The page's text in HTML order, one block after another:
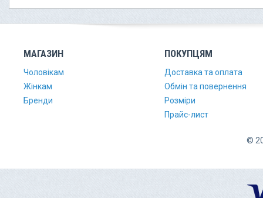
МАГАЗИН
Чоловікам
Жінкам
Бренди
ПОКУПЦЯМ
Доставка та оплата
Обмін та повернення
Розміри
Прайс-лист
©